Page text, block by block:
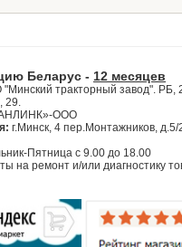
Беларус - 12 месяцев
"Минский тракторный завод". РБ,
29.
ООО
г.Минск, 4 пер.Монтажников, д.5/
Пятница с 9.00 до 18.00
на ремонт и/или диагностику